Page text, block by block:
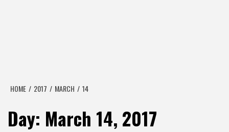
HOME 2017 MARCH 14
Day: March 14, 2017